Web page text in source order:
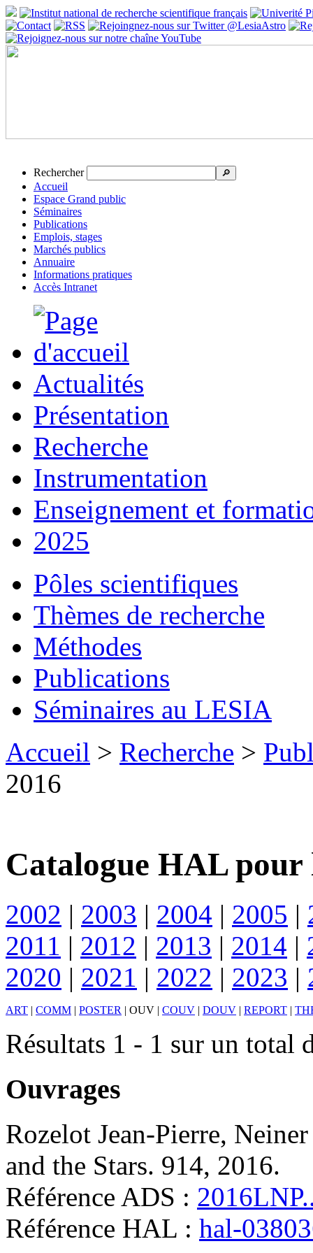
Rechercher 🔎
Accueil
Espace Grand public
Séminaires
Publications
Emplois, stages
Marchés publics
Annuaire
Informations pratiques
Accès Intranet
Actualités
Présentation
Recherche
Instrumentation
Enseignement et
2025
Pôles scientifiques
Thèmes de recherche
Méthodes
Publications
Séminaires au LESIA
Accueil > Recherche >
2016
Catalogue HAL pour
2002 | 2003 | 2004 | 2005 |
2011 | 2012 | 2013 | 2014 |
2020 | 2021 | 2022 | 2023 |
ART | COMM | POSTER | OUV | COUV | DOUV | REPORT |
Résultats 1 - 1 sur un total
Ouvrages
Rozelot Jean-Pierre, Neiner
and the Stars. 914, 2016.
Référence ADS :
Référence HAL : hal-